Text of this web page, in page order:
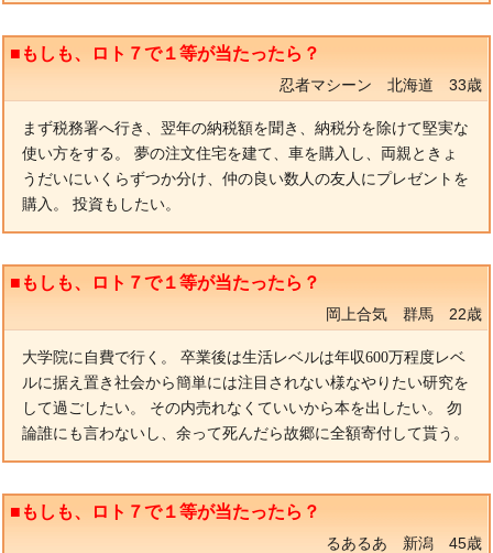
■もしも、ロト７で１等が当たったら？
忍者マシーン 北海道 33歳
まず税務署へ行き、翌年の納税額を聞き、納税分を除けて堅実な
使い方をする。 夢の注文住宅を建て、車を購入し、両親ときょ
うだいにいくらずつか分け、仲の良い数人の友人にプレゼントを
購入。 投資もしたい。
■もしも、ロト７で１等が当たったら？
岡上合気 群馬 22歳
大学院に自費で行く。 卒業後は生活レベルは年収600万程度レベ
ルに据え置き社会から簡単には注目されない様なやりたい研究を
して過ごしたい。 その内売れなくていいから本を出したい。 勿
論誰にも言わないし、余って死んだら故郷に全額寄付して貰う。
■もしも、ロト７で１等が当たったら？
るあるあ 新潟 45歳